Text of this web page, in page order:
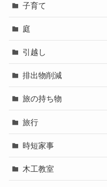
子育て
庭
引越し
排出物削減
旅の持ち物
旅行
時短家事
木工教室